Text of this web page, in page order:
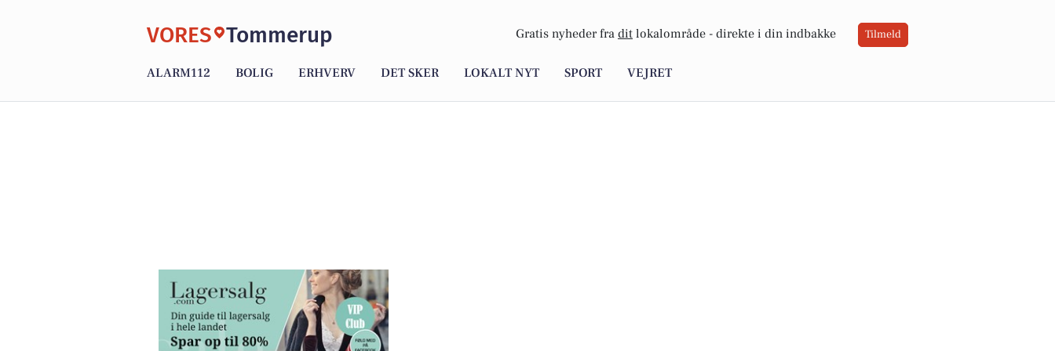
VORES Tommerup Gratis nyheder fra dit lokalområde - direkte i din indbakke Tilmeld
ALARM112 BOLIG ERHVERV DET SKER LOKALT NYT SPORT VEJRET